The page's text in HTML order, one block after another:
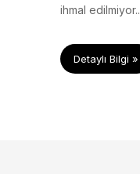
ihmal edilmiyor..
Detaylı Bilgi »